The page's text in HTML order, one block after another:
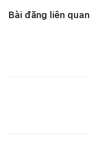
Bài đăng liên quan